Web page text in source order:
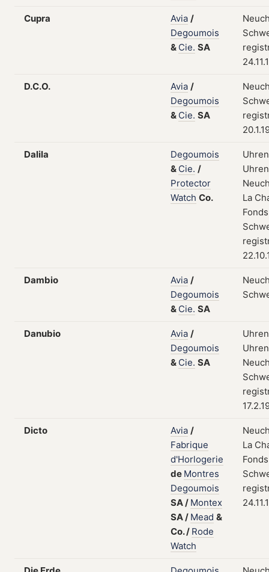
Cupra Avia /
Degoumois
& Cie. SA
D.C.O. Avia /
Degoumois
& Cie. SA
Dalila
Degoumois
& Cie. /
Protector
Watch Co.
La
Dambio Avia /
Degoumois
& Cie. SA
Danubio Avia /
Degoumois
& Cie. SA
Dicto Avia /
Fabrique
d'Horlogerie
de Montres
Degoumois
SA/ Montex
SA/ Mead &
Co./ Rode
Watch
La